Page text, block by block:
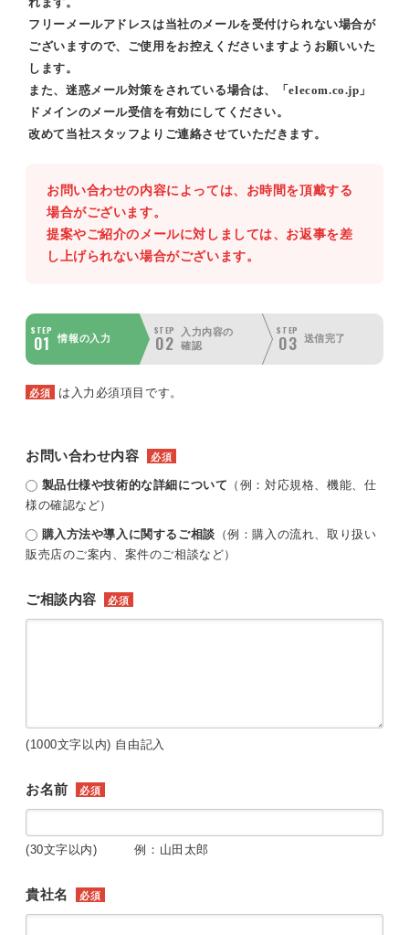
フリーメールアドレスは当社のメールを受付けられない場合が
ございますので、ご使用をお控えくださいますようお願いいた
します。
また、迷惑メール対策をされている場合は、「elecom.co.jp」
ドメインのメール受信を有効にしてください。
改めて当社スタッフよりご連絡させていただきます。
お問い合わせの内容によっては、お時間を頂戴する
場合がございます。
提案やご紹介のメールに対しましては、お返事を差
し上げられない場合がございます。
STEP
01 情報の入力
STEP
02
入力内容の
確認
STEP
03 送信完了
必須 は入力必須項目です。
お問い合わせ内容 必須
製品仕様や技術的な詳細について （例：対応規格、機能、仕
様の確認など）
購入方法や導入に関するご相談 （例：購入の流れ、取り扱い
販売店のご案内、案件のご相談など）
ご相談内容 必須
(1000文字以内) 自由記入
お名前 必須
(30文字以内) 例：山田太郎
貴社名 必須